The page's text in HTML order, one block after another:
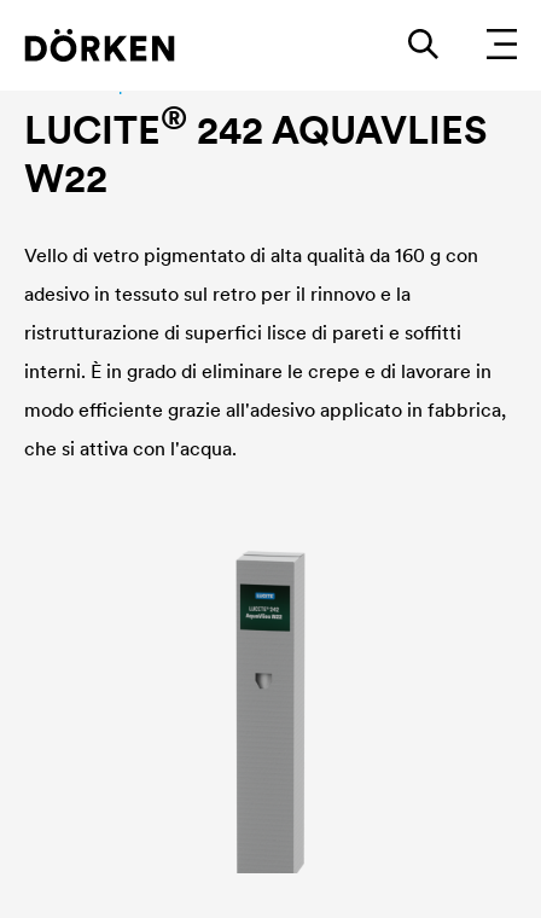
LUCITE® 242 AQUAVLIES
W22
Vello di vetro pigmentato di alta qualità da 160 g con
adesivo in tessuto sul retro per il rinnovo e la
ristrutturazione di superfici lisce di pareti e soffitti
interni. È in grado di eliminare le crepe e di lavorare in
modo efficiente grazie all'adesivo applicato in fabbrica,
che si attiva con l'acqua.